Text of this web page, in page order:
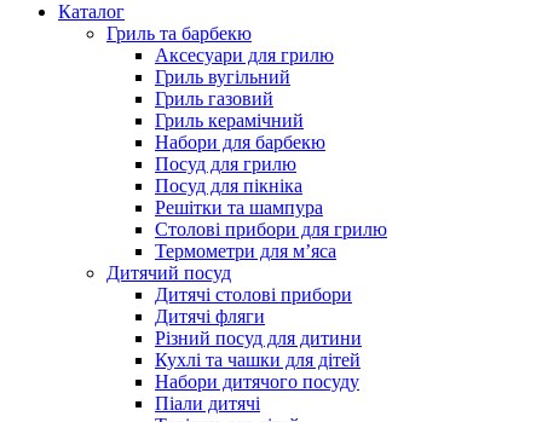
Каталог
Гриль та барбекю
Аксесуари для грилю
Гриль вугільний
Гриль газовий
Гриль керамічний
Набори для барбекю
Посуд для грилю
Посуд для пікніка
Решітки та шампура
Столові прибори для грилю
Термометри для м’яса
Дитячий посуд
Дитячі столові прибори
Дитячі фляги
Різний посуд для дитини
Кухлі та чашки для дітей
Набори дитячого посуду
Піали дитячі